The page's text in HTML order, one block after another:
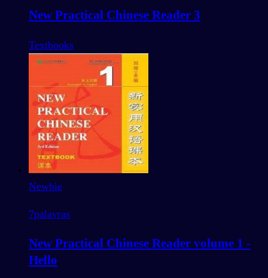
New Practical Chinese Reader 3
Textbooks
Newbie
7palavras
New Practical Chinese Reader volume 1 -
Hello